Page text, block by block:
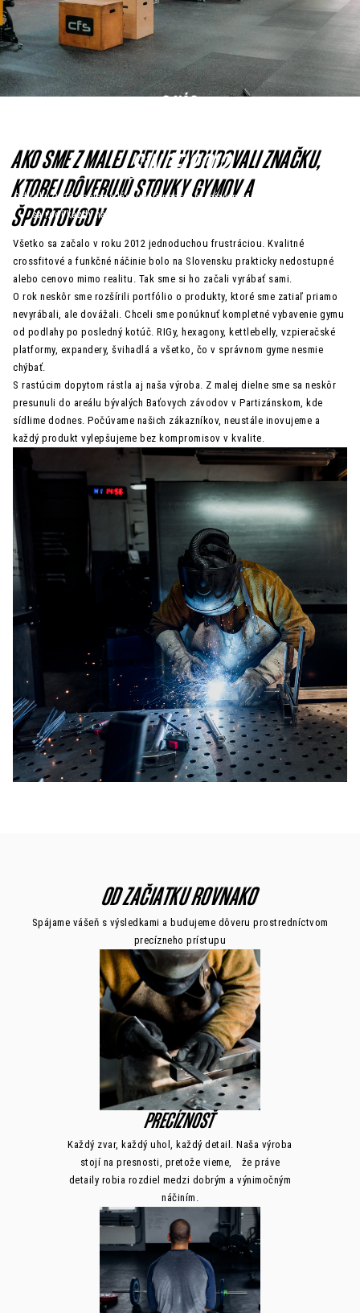
Kontakt Moja objednávka Hodnotenie obchodu
SINCE 2012
Od roku 2012 spájame lásku k fitness s precíznym inžinierstvom. Odvtedy
sa rodí každý náš produkt z rovnakého presvedčenia,
AKO SME Z MALEJ DIELNE VYBUDOVALI ZNAČKU,
KTOREJ DÔVERUJÚ STOVKY GYMOV A
ŠPORTOVCOV
Všetko sa začalo v roku 2012 jednoduchou frustráciou. Kvalitné
crossfitové a funkčné náčinie bolo na Slovensku prakticky nedostupné
alebo cenovo mimo realitu. Tak sme si ho začali vyrábať sami.
O rok neskôr sme rozšírili portfólio o produkty, ktoré sme zatiaľ priamo
nevyrábali, ale dovážali. Chceli sme ponúknuť kompletné vybavenie gymu
od podlahy po posledný kotúč. RIGy, hexagony, kettlebelly, vzpieračské
platformy, expandery, švihadlá a všetko, čo v správnom gyme nesmie
chýbať.
S rastúcim dopytom rástla aj naša výroba. Z malej dielne sme sa neskôr
presunuli do areálu bývalých Baťovych závodov v Partizánskom, kde
sídlime dodnes. Počúvame našich zákazníkov, neustále inovujeme a
každý produkt vylepšujeme bez kompromisov v kvalite.
OD ZAČIATKU ROVNAKO
Spájame vášeň s výsledkami a budujeme dôveru prostredníctvom
precízneho prístupu
PRECÍZNOSŤ
Každý zvar, každý uhol, každý detail. Naša výroba
stojí na presnosti, pretože vieme, že práve
detaily robia rozdiel medzi dobrým a výnimočným
náčiním.